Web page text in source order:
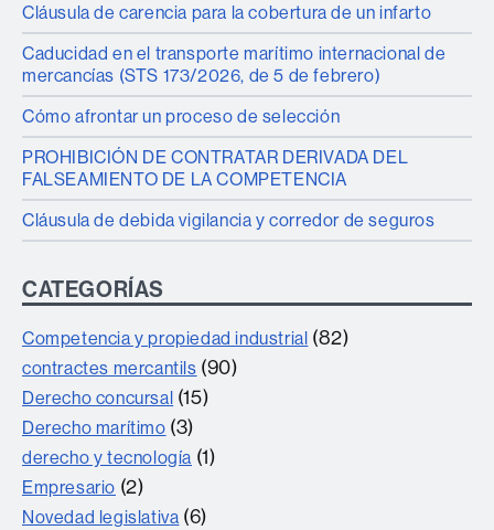
Cláusula de carencia para la cobertura de un infarto
Caducidad en el transporte marítimo internacional de
mercancías (STS 173/2026, de 5 de febrero)
Cómo afrontar un proceso de selección
PROHIBICIÓN DE CONTRATAR DERIVADA DEL
FALSEAMIENTO DE LA COMPETENCIA
Cláusula de debida vigilancia y corredor de seguros
CATEGORÍAS
Competencia y propiedad industrial (82)
contractes mercantils (90)
Derecho concursal (15)
Derecho marítimo (3)
derecho y tecnología (1)
Empresario (2)
Novedad legislativa (6)